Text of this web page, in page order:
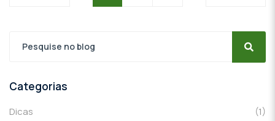
Categorias
Dicas
(1)